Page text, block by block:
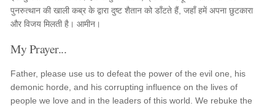
पुनरुत्थान की खाली कब्र के द्वारा दुष्ट शैतान को डाँटते हैं, जहाँ हमें अपना छुटकारा
और विजय मिलती है। आमीन।
My Prayer...
Father, please use us to defeat the power of the evil one, his
demonic horde, and his corrupting influence on the lives of
people we love and in the leaders of this world. We rebuke the